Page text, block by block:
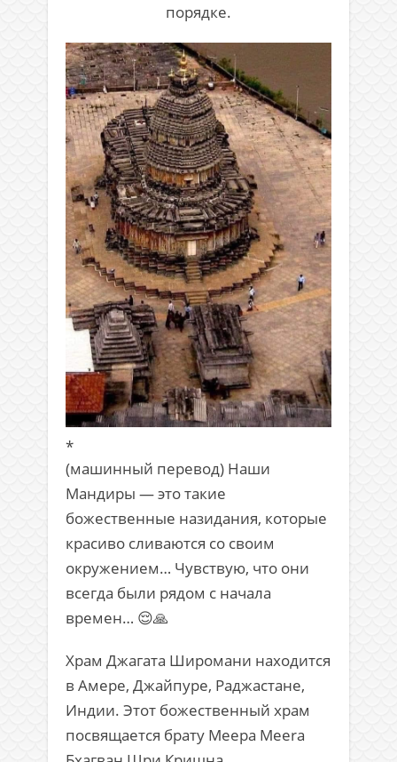
порядке.
*
(машинный перевод) Наши
Мандиры — это такие
божественные назидания, которые
красиво сливаются со своим
окружением… Чувствую, что они
всегда были рядом с начала
времен… 😌🙏
Храм Джагата Широмани находится
в Амере, Джайпуре, Раджастане,
Индии. Этот божественный храм
посвящается брату Меера Meera